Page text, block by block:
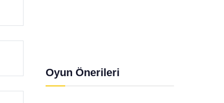
Oyun Önerileri